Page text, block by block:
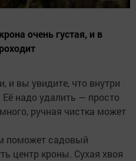
очень густая, и в
и вы увидите, что внутри
надо удалить — просто
ручная чистка может
поможет садовый
центр кроны. Сухая хвоя